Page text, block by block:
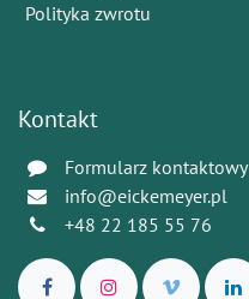
Polityka zwrotu
Kontakt
Formularz kontaktowy
info@eickemeyer.pl
+48 22 185 55 76